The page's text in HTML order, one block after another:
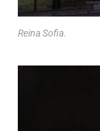
Reina Sofia.